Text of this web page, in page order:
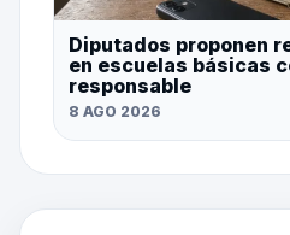
Diputados proponen
en escuelas básicas
responsable
8 AGO 2026